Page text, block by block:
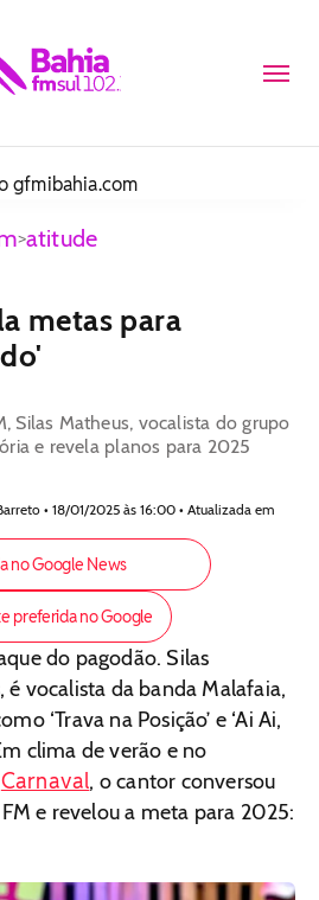
gfmibahia.com
>atitude
metas para
Silas Matheus, vocalista do grupo
e revela planos para 2025
• 18/01/2025 às 16:00 • Atualizada em
no Google News
preferida no Google
do pagodão. Silas
é vocalista da banda Malafaia,
‘Trava na Posição’ e ‘Ai Ai,
clima de verão e no
Carnaval, o cantor conversou
e revelou a meta para 2025: